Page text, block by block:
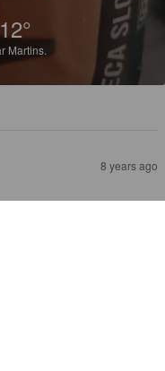
Martins.
8 years ago